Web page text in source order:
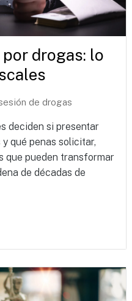
drogas: lo
de drogas
deciden si presentar
qué penas solicitar,
que pueden transformar
de décadas de